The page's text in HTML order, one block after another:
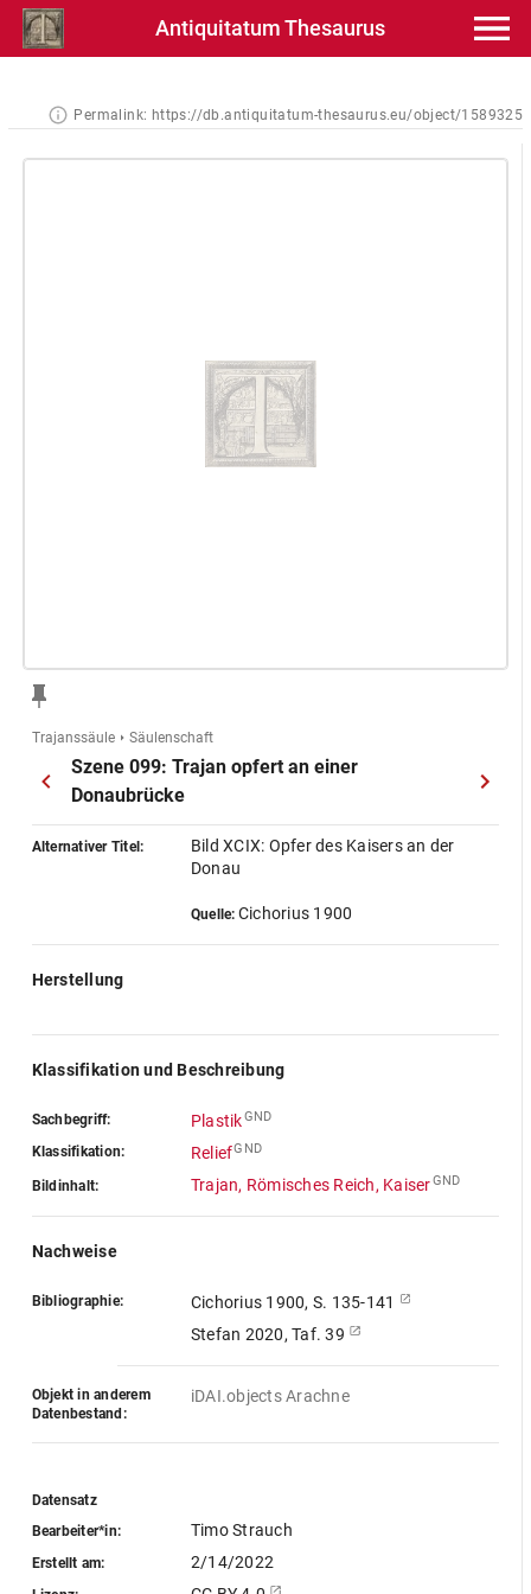
Antiquitatum Thesaurus
Permalink: https://db.antiquitatum-thesaurus.eu/object/1589325
Trajanssäule Säulenschaft
Szene 099: Trajan opfert an einer
Donaubrücke
Alternativer Titel:
Bild XCIX: Opfer des Kaisers an der
Donau
Quelle: Cichorius 1900
Herstellung
Klassifikation und Beschreibung
Sachbegriff: PlastikGND
Klassifikation: ReliefGND
Bildinhalt: Trajan, Römisches Reich, KaiserGND
Nachweise
Bibliographie:
Cichorius 1900, S. 135-141
Stefan 2020, Taf. 39
Objekt in anderem
Datenbestand:
iDAI.objects Arachne
Datensatz
Bearbeiter*in:
Timo Strauch
Erstellt am: 2/14/2022